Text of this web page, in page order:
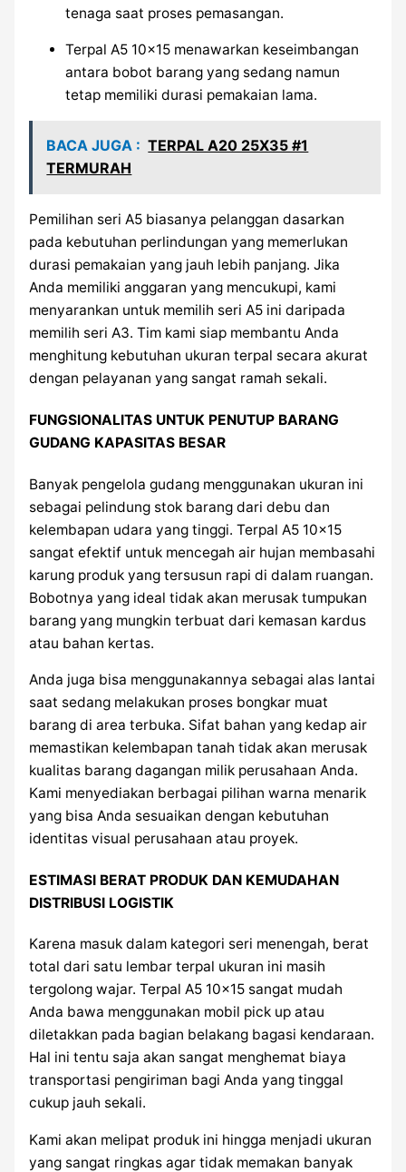
tenaga saat proses pemasangan.
Terpal A5 10×15 menawarkan keseimbangan
antara bobot barang yang sedang namun
tetap memiliki durasi pemakaian lama.
BACA JUGA : TERPAL A20 25X35 #1
TERMURAH
Pemilihan seri A5 biasanya pelanggan dasarkan
pada kebutuhan perlindungan yang memerlukan
durasi pemakaian yang jauh lebih panjang. Jika
Anda memiliki anggaran yang mencukupi, kami
menyarankan untuk memilih seri A5 ini daripada
memilih seri A3. Tim kami siap membantu Anda
menghitung kebutuhan ukuran terpal secara akurat
dengan pelayanan yang sangat ramah sekali.
FUNGSIONALITAS UNTUK PENUTUP BARANG
GUDANG KAPASITAS BESAR
Banyak pengelola gudang menggunakan ukuran ini
sebagai pelindung stok barang dari debu dan
kelembapan udara yang tinggi. Terpal A5 10×15
sangat efektif untuk mencegah air hujan membasahi
karung produk yang tersusun rapi di dalam ruangan.
Bobotnya yang ideal tidak akan merusak tumpukan
barang yang mungkin terbuat dari kemasan kardus
atau bahan kertas.
Anda juga bisa menggunakannya sebagai alas lantai
saat sedang melakukan proses bongkar muat
barang di area terbuka. Sifat bahan yang kedap air
memastikan kelembapan tanah tidak akan merusak
kualitas barang dagangan milik perusahaan Anda.
Kami menyediakan berbagai pilihan warna menarik
yang bisa Anda sesuaikan dengan kebutuhan
identitas visual perusahaan atau proyek.
ESTIMASI BERAT PRODUK DAN KEMUDAHAN
DISTRIBUSI LOGISTIK
Karena masuk dalam kategori seri menengah, berat
total dari satu lembar terpal ukuran ini masih
tergolong wajar. Terpal A5 10×15 sangat mudah
Anda bawa menggunakan mobil pick up atau
diletakkan pada bagian belakang bagasi kendaraan.
Hal ini tentu saja akan sangat menghemat biaya
transportasi pengiriman bagi Anda yang tinggal
cukup jauh sekali.
Kami akan melipat produk ini hingga menjadi ukuran
yang sangat ringkas agar tidak memakan banyak